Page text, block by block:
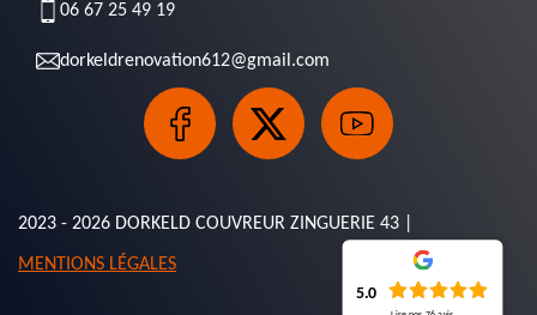
06 67 25 49 19
dorkeldrenovation612@gmail.com
2023 - 2026 DORKELD COUVREUR ZINGUERIE 43 |
MENTIONS LÉGALES
5.0